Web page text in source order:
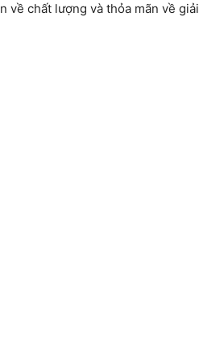
về chất lượng và thỏa mãn về giải